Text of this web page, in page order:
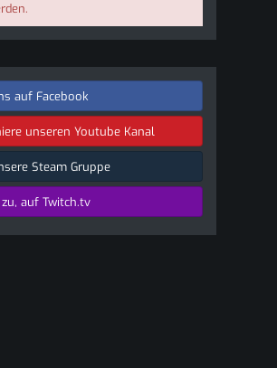
auf Facebook
unseren Youtube Kanal
Steam Gruppe
auf Twitch.tv